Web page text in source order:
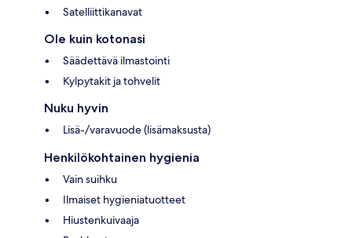
Satelliittikanavat
Ole kuin kotonasi
Säädettävä ilmastointi
Kylpytakit ja tohvelit
Nuku hyvin
Lisä-/varavuode (lisämaksusta)
Henkilökohtainen hygienia
Vain suihku
Ilmaiset hygieniatuotteet
Hiustenkuivaaja